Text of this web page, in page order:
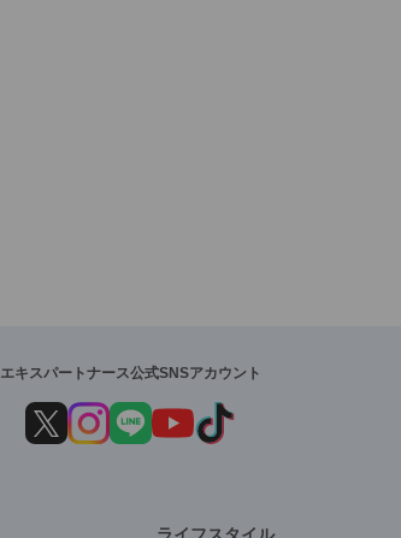
エキスパートナース公式SNSアカウント
ライフスタイル